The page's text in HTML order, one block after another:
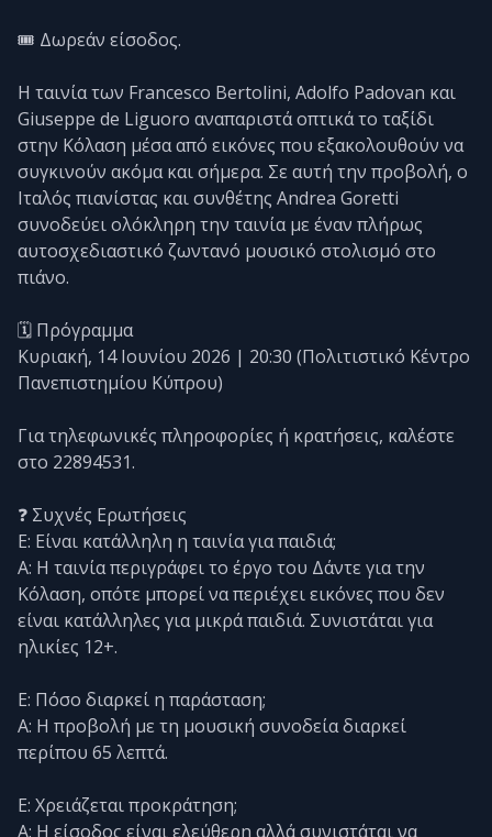
🎟️ Δωρεάν είσοδος.
Η ταινία των Francesco Bertolini, Adolfo Padovan και
Giuseppe de Liguoro αναπαριστά οπτικά το ταξίδι
στην Κόλαση μέσα από εικόνες που εξακολουθούν να
συγκινούν ακόμα και σήμερα. Σε αυτή την προβολή, ο
Ιταλός πιανίστας και συνθέτης Andrea Goretti
συνοδεύει ολόκληρη την ταινία με έναν πλήρως
αυτοσχεδιαστικό ζωντανό μουσικό στολισμό στο
πιάνο.
🗓️ Πρόγραμμα
Κυριακή, 14 Ιουνίου 2026 | 20:30 (Πολιτιστικό Κέντρο
Πανεπιστημίου Κύπρου)
Για τηλεφωνικές πληροφορίες ή κρατήσεις, καλέστε
στο 22894531.
❓ Συχνές Ερωτήσεις
Ε: Είναι κατάλληλη η ταινία για παιδιά;
Α: Η ταινία περιγράφει το έργο του Δάντε για την
Κόλαση, οπότε μπορεί να περιέχει εικόνες που δεν
είναι κατάλληλες για μικρά παιδιά. Συνιστάται για
ηλικίες 12+.
Ε: Πόσο διαρκεί η παράσταση;
Α: Η προβολή με τη μουσική συνοδεία διαρκεί
περίπου 65 λεπτά.
Ε: Χρειάζεται προκράτηση;
Α: Η είσοδος είναι ελεύθερη αλλά συνιστάται να